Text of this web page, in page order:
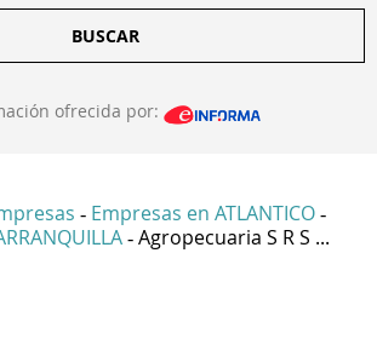
BUSCAR
ofrecida por:
- Empresas en ATLANTICO -
- Agropecuaria S R S ...